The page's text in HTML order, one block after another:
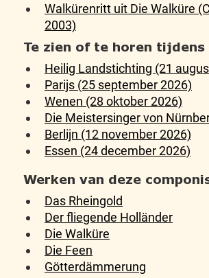
Walkürenritt uit Die Walküre
2003)
Te zien of te horen
Heilig Landstichting (21
Parijs (25 september 2026)
Wenen (28 oktober 2026)
Die Meistersinger von
Berlijn (12 november 2026)
Essen (24 december 2026)
Werken van deze
Das Rheingold
Der fliegende Holländer
Die Walküre
Die Feen
Götterdämmerung